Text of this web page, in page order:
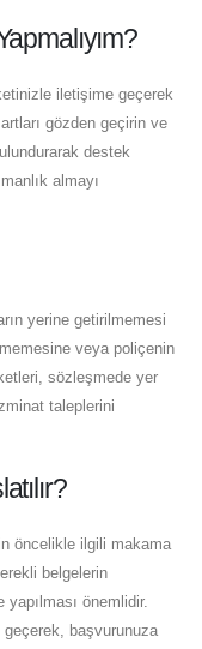
iletişime geçerek
gözden geçirin ve
destek
almayı
yerine getirilmemesi
veya poliçenin
sözleşmede yer
taleplerini
öncelikle ilgili makama
belgelerin
yapılması önemlidir.
başvurunuza